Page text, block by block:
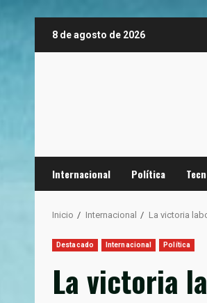
8 de agosto de 2026
Internacional Política
Inicio Internacional La victoria
Destacado Internacional Política
La victoria